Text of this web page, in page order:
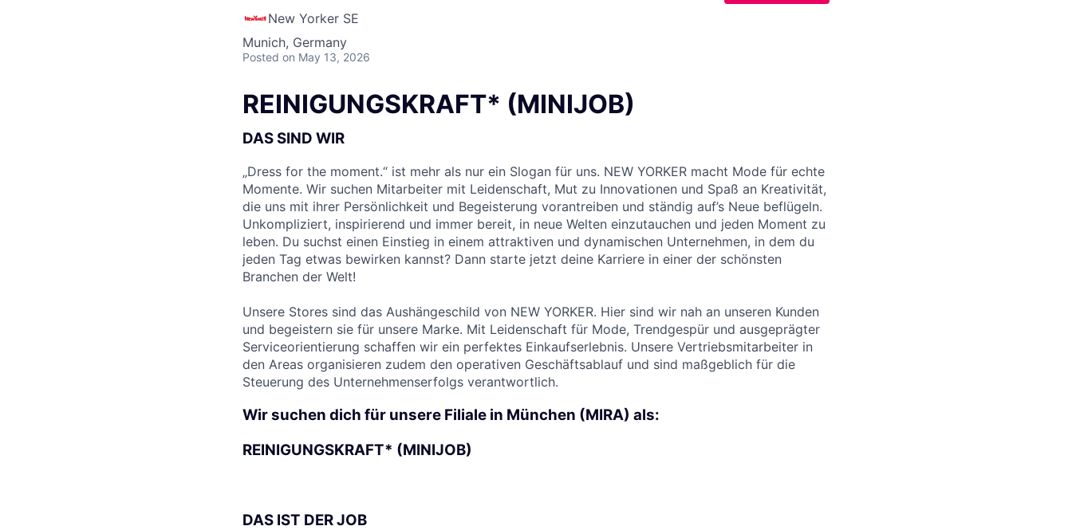
New Yorker SE
Munich, Germany
Posted on May 13, 2026
REINIGUNGSKRAFT* (MINIJOB)
DAS SIND WIR
„Dress for the moment.“ ist mehr als nur ein Slogan für uns. NEW YORKER macht Mode für echte
Momente. Wir suchen Mitarbeiter mit Leidenschaft, Mut zu Innovationen und Spaß an Kreativität,
die uns mit ihrer Persönlichkeit und Begeisterung vorantreiben und ständig auf’s Neue beflügeln.
Unkompliziert, inspirierend und immer bereit, in neue Welten einzutauchen und jeden Moment zu
leben. Du suchst einen Einstieg in einem attraktiven und dynamischen Unternehmen, in dem du
jeden Tag etwas bewirken kannst? Dann starte jetzt deine Karriere in einer der schönsten
Branchen der Welt!
Unsere Stores sind das Aushängeschild von NEW YORKER. Hier sind wir nah an unseren Kunden
und begeistern sie für unsere Marke. Mit Leidenschaft für Mode, Trendgespür und ausgeprägter
Serviceorientierung schaffen wir ein perfektes Einkaufserlebnis. Unsere Vertriebsmitarbeiter in
den Areas organisieren zudem den operativen Geschäftsablauf und sind maßgeblich für die
Steuerung des Unternehmenserfolgs verantwortlich.
Wir suchen dich für unsere Filiale in München (MIRA) als:
REINIGUNGSKRAFT* (MINIJOB)
DAS IST DER JOB